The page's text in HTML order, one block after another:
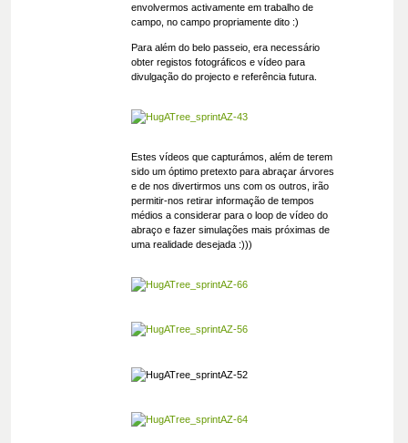
envolvermos activamente em trabalho de
campo, no campo propriamente dito :)
Para além do belo passeio, era necessário
obter registos fotográficos e vídeo para
divulgação do projecto e referência futura.
Estes vídeos que capturámos, além de terem
sido um óptimo pretexto para abraçar árvores
e de nos divertirmos uns com os outros, irão
permitir-nos retirar informação de tempos
médios a considerar para o loop de vídeo do
abraço e fazer simulações mais próximas de
uma realidade desejada :)))